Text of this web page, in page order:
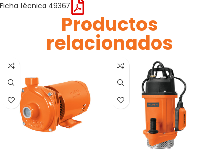
Ficha técnica 49367
Productos
relacionados